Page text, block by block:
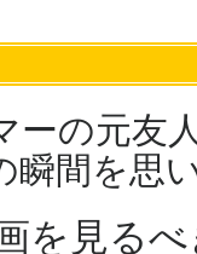
ーの元友
瞬間を思
を見る